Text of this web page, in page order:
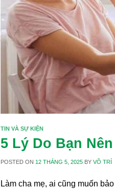
TIN VÀ SỰ KIỆN
5 Lý Do Bạn
POSTED ON 12 THÁNG 5, 2025 BYVÕ TRÍ
Làm cha mẹ, ai cũng muốn